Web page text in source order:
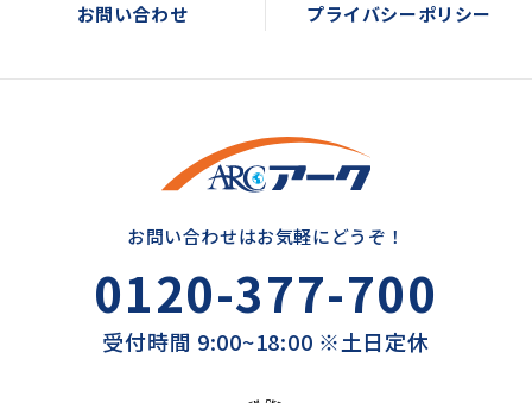
お問い合わせ プライバシーポリシー
お問い合わせはお気軽にどうぞ！
0120-377-700
受付時間 9:00~18:00 ※土日定休